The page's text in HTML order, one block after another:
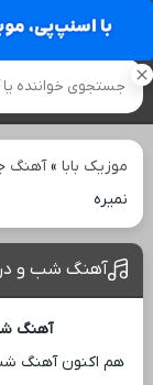
موزیک بابا»آهنگ
نمیره
آهنگ شب و
آهنگ
هم اکنون آهنگ شب